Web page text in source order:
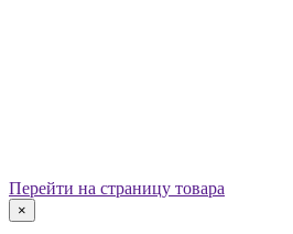
Игровые элементы
Перейти на страницу товара
×